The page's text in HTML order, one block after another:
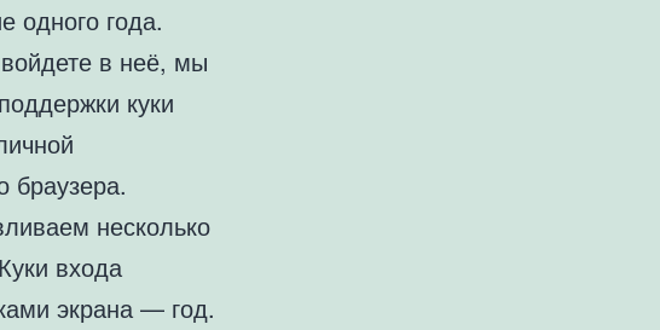
одного года.
в неё, мы
куки
браузера.
несколько
входа
экрана — год.